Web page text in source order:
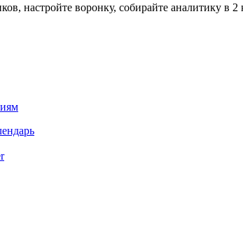
настройте воронку, собирайте аналитику в 2